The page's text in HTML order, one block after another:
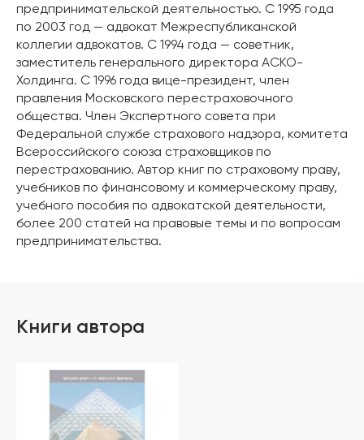
предпринимательской деятельностью. С 1995 года
по 2003 год — адвокат Межреспубликанской
коллегии адвокатов. С 1994 года — советник,
заместитель генерального директора АСКО-
Холдинга. С 1996 года вице-президент, член
правления Московского перестраховочного
общества. Член Экспертного совета при
Федеральной службе страхового надзора, комитета
Всероссийского союза страховщиков по
перестрахованию. Автор книг по страховому праву,
учебников по финансовому и коммерческому праву,
учебного пособия по адвокатской деятельности,
более 200 статей на правовые темы и по вопросам
предпринимательства.
Книги автора